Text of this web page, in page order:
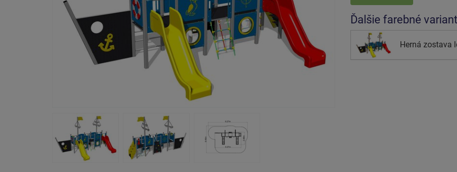
Ďalšie farebné
Herná zostava